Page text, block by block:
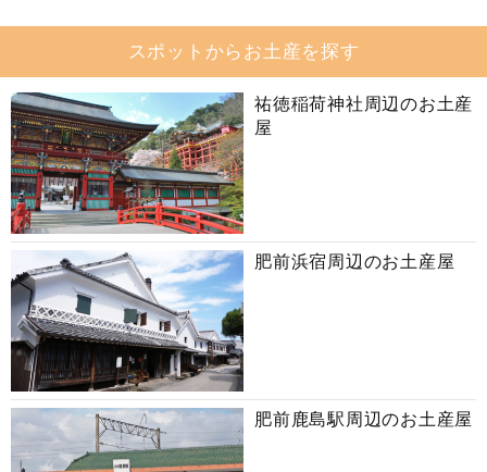
スポットからお土産を探す
祐徳稲荷神社周辺のお土産
屋
肥前浜宿周辺のお土産屋
肥前鹿島駅周辺のお土産屋